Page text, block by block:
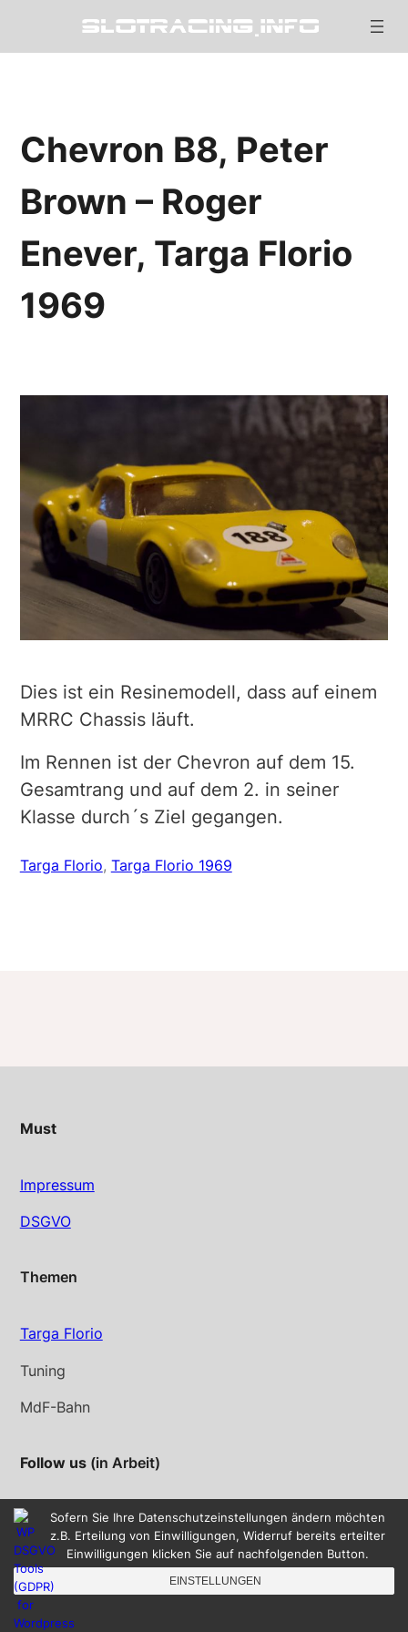
Chevron B8, Peter
Brown – Roger
Enever, Targa Florio
1969
Dies ist ein Resinemodell, dass auf einem
MRRC Chassis läuft.
Im Rennen ist der Chevron auf dem 15.
Gesamtrang und auf dem 2. in seiner
Klasse durch´s Ziel gegangen.
Targa Florio, Targa Florio 1969
Must
Impressum
DSGVO
Themen
Targa Florio
Tuning
MdF-Bahn
Follow us(in Arbeit)
Instagram YouTube
©2023 SLOTRACING.INFO
Sofern Sie Ihre Datenschutzeinstellungen ändern möchten
z.B. Erteilung von Einwilligungen, Widerruf bereits erteilter
Einwilligungen klicken Sie auf nachfolgenden Button.
EINSTELLUNGEN